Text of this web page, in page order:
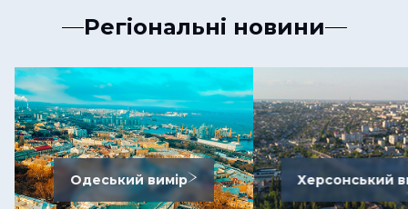
Регіональні новини
Одеський вимір Херсонський